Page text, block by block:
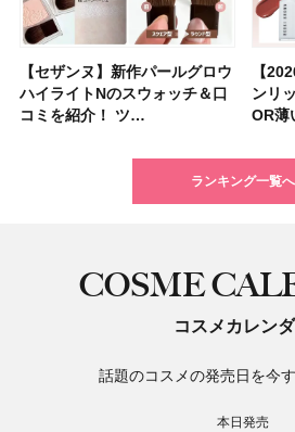
【セザンヌ】新作パールグロウ
ハイライトNのスウォッチ＆口
コミを紹介！ ツ…
【
ンリ
OR薄
【クリスマスコフレ2026】ク
リニークのホリデーコフレを一
挙紹介！ 人気…
【ク
ーラ
フレ
【2026年秋トレンド・ブラウ
ンリップ8選】唇の色素が濃い
OR薄いで選び…
【
ブロ
い眉
【クリスマスコフレ2026】ハ
ウス オブ ローゼは今年もムー
ミンとの限定…
【ニ
ム＆
大人
【石井美保さんのおすすめお菓
子＆お茶10選】手土産にもぴっ
たり
【美
星来
続！
【最新】髪のうねり・広がり・
くせ毛におすすめのシャンプー
17選
【
ブの
りっ
【読者プレゼント】羽の見えな
いハンディファン
「baramood」を3名様…
【
すす
テム
【セザンヌ】「ブライトカラー
シーラー」新色グリーンが8/7
に発売｜既存色…
【ル
カラ
色を
ランキング一覧へ
COSME
コスメカレン
話題のコスメの発売日を今
本日発売